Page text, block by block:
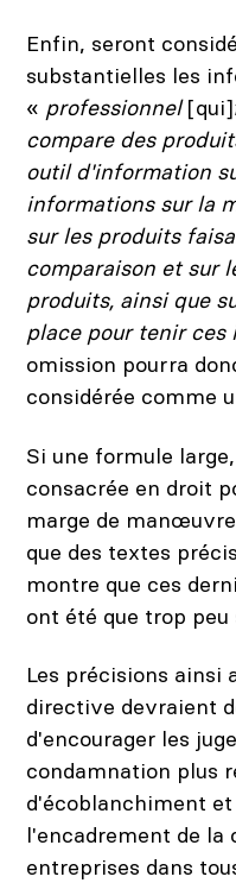
Enfin, seront
substantielles les
« professionnel[qui]
compare des
outil d'information
informations sur la
sur les produits
comparaison et sur
produits, ainsi que
place pour tenir ces
omission pourra
considérée comme
Si une formule
consacrée en droit
marge de
que des textes
montre que ces
ont été que trop peu
Les précisions ainsi
directive devraient
d'encourager les
condamnation plus
d'écoblanchiment
l'encadrement de la
entreprises dans